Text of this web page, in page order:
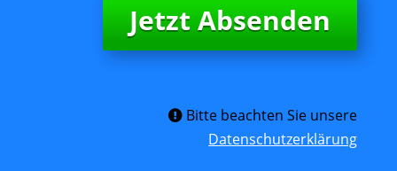
Jetzt Absenden
Bitte beachten Sie unsere
Datenschutzerklärung